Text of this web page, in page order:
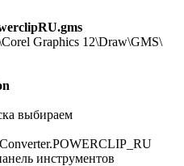
Graphics 12\Draw\GMS\
выбираем
инструментов